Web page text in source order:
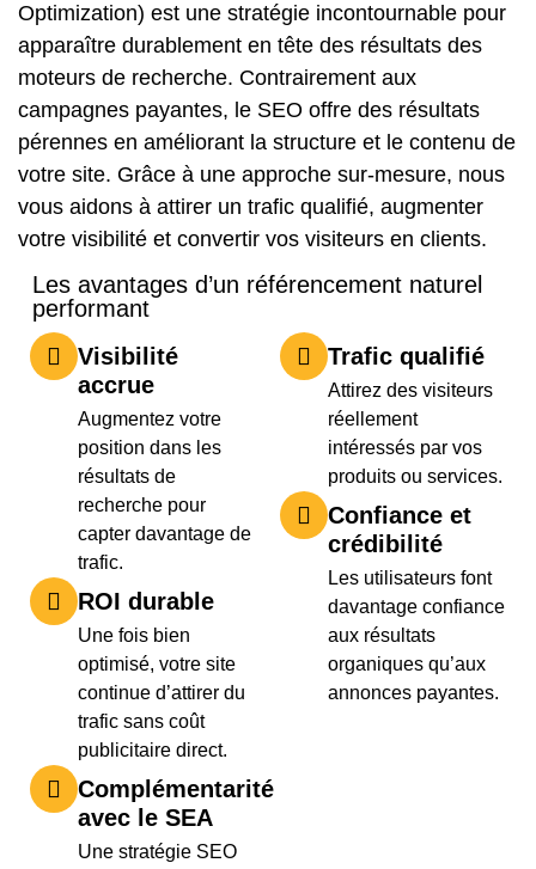
Optimization) est une stratégie incontournable pour
apparaître durablement en tête des résultats des
moteurs de recherche. Contrairement aux
campagnes payantes, le SEO offre des résultats
pérennes en améliorant la structure et le contenu de
votre site. Grâce à une approche sur-mesure, nous
vous aidons à attirer un trafic qualifié, augmenter
votre visibilité et convertir vos visiteurs en clients.
Les avantages d’un référencement naturel
performant
Visibilité
accrue
Augmentez votre
position dans les
résultats de
recherche pour
capter davantage de
trafic.
ROI durable
Une fois bien
optimisé, votre site
continue d’attirer du
trafic sans coût
publicitaire direct.
Complémentarité
avec le SEA
Une stratégie SEO
Trafic qualifié
Attirez des visiteurs
réellement
intéressés par vos
produits ou services.
Confiance et
crédibilité
Les utilisateurs font
davantage confiance
aux résultats
organiques qu’aux
annonces payantes.